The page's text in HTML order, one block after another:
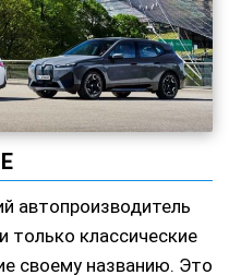
автопроизводитель
только классические
своему названию. Это